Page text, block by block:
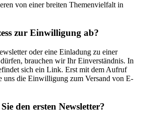
von einer breiten Themenvielfalt in
zur Einwilligung ab?
oder eine Einladung zu einer
brauchen wir Ihr Einverständnis. In
sich ein Link. Erst mit dem Aufruf
uns die Einwilligung zum Versand von E-
den ersten Newsletter?